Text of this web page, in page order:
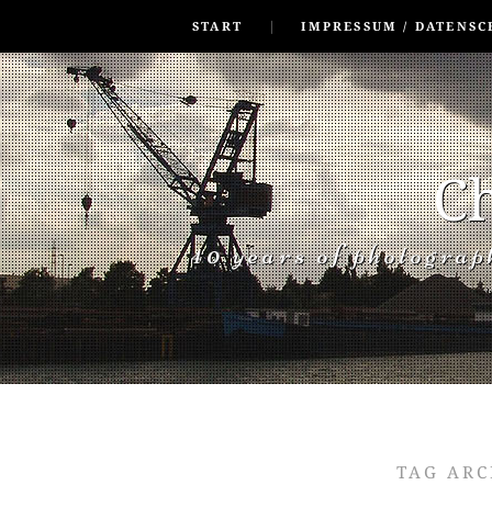
START
IMPRESSUM /
40 years of
TAG